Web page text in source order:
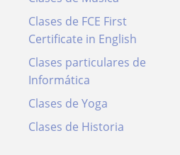
Clases de FCE First
Certificate in English
Clases particulares de
Informática
Clases de Yoga
Clases de Historia